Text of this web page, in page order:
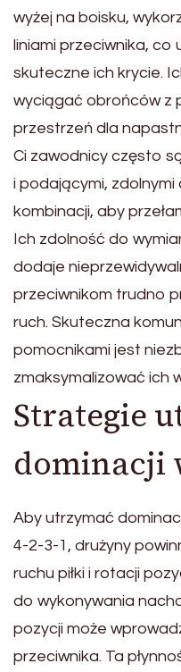
wyżej na boisku,
liniami przeciwnika,
skuteczne ich krycie.
wyciągać obrońców z
przestrzeń dla
Ci zawodnicy często
i podającymi,
kombinacji, aby
Ich zdolność do
dodaje
przeciwnikom trudno
ruch. Skuteczna
pomocnikami jest
zmaksymalizować ich
Strategie
dominacji
Aby utrzymać
4-2-3-1, drużyny
ruchu piłki i rotacji
do wykonywania
pozycji może
przeciwnika. Ta